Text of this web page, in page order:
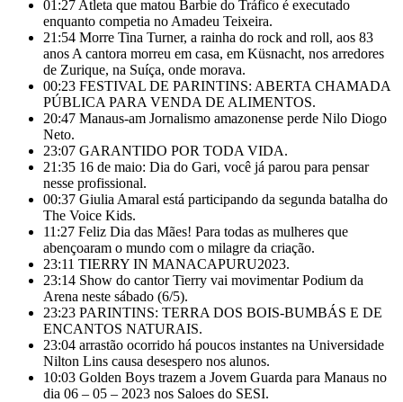
01:27 Atleta que matou Barbie do Tráfico é executado
enquanto competia no Amadeu Teixeira.
21:54 Morre Tina Turner, a rainha do rock and roll, aos 83
anos A cantora morreu em casa, em Küsnacht, nos arredores
de Zurique, na Suíça, onde morava.
00:23 FESTIVAL DE PARINTINS: ABERTA CHAMADA
PÚBLICA PARA VENDA DE ALIMENTOS.
20:47 Manaus-am Jornalismo amazonense perde Nilo Diogo
Neto.
23:07 GARANTIDO POR TODA VIDA.
21:35 16 de maio: Dia do Gari, você já parou para pensar
nesse profissional.
00:37 Giulia Amaral está participando da segunda batalha do
The Voice Kids.
11:27 Feliz Dia das Mães! Para todas as mulheres que
abençoaram o mundo com o milagre da criação.
23:11 TIERRY IN MANACAPURU2023.
23:14 Show do cantor Tierry vai movimentar Podium da
Arena neste sábado (6/5).
23:23 PARINTINS: TERRA DOS BOIS-BUMBÁS E DE
ENCANTOS NATURAIS.
23:04 arrastão ocorrido há poucos instantes na Universidade
Nilton Lins causa desespero nos alunos.
10:03 Golden Boys trazem a Jovem Guarda para Manaus no
dia 06 – 05 – 2023 nos Saloes do SESI.